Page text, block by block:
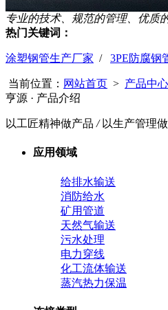
专业的技术、规范的管理、优质
热门关键词：
涂塑钢管生产厂家 / 3PE防腐钢
当前位置： 网站首页 > 产品中心
亨源 · 产品介绍
以工匠精神做产品 /以生产管理
应用领域
给排水输送
消防给水
矿用管道
天然气输送
污水处理
电力穿线
化工流体输送
蒸汽热力保温